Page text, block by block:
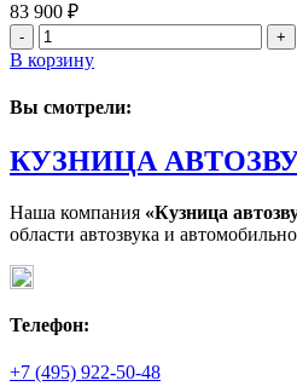
83 900 ₽
Количество
товара
Hellion
SIX
В корзину
Вы смотрели:
КУЗНИЦА
Наша компания «Кузница
области автозвука и
Телефон:
+7 (495) 922-50-48